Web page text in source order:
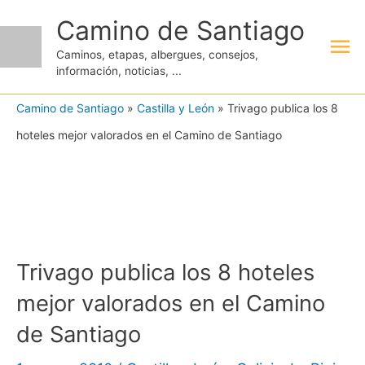
contenido
Camino de Santiago
Caminos, etapas, albergues, consejos,
información, noticias, ...
Camino de Santiago » Castilla y León » Trivago publica los 8
hoteles mejor valorados en el Camino de Santiago
Trivago publica los 8 hoteles
mejor valorados en el Camino
de Santiago